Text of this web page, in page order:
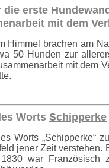
erste
mit dem
Himmel brachen am
50 Hunden zur
mit dem
Worts Schipperke
Worts „Schipperke“
jener Zeit verstehen.
war Französisch